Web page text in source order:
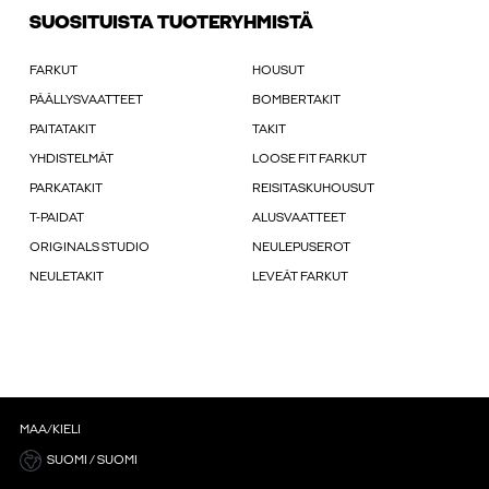
SUOSITUISTA TUOTERYHMISTÄ
FARKUT HOUSUT
PÄÄLLYSVAATTEET BOMBERTAKIT
PAITATAKIT TAKIT
YHDISTELMÄT LOOSE FIT FARKUT
PARKATAKIT REISITASKUHOUSUT
T-PAIDAT ALUSVAATTEET
ORIGINALS STUDIO NEULEPUSEROT
NEULETAKIT LEVEÄT FARKUT
MAA/KIELI
SUOMI / SUOMI